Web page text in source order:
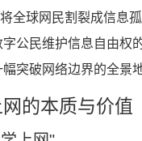
全球网民割裂成信
公民维护信息自由权
突破网络边界的全景
的本质与价值